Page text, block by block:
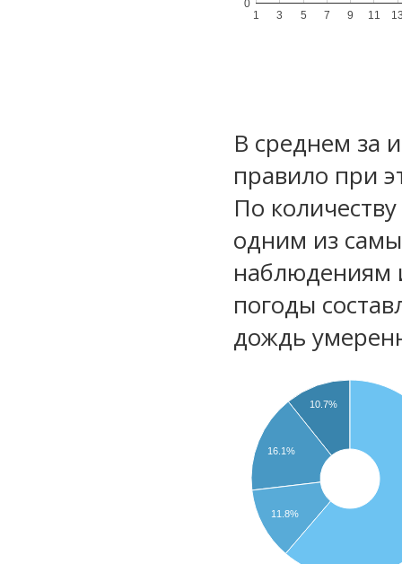
1 3 5 7 9 11
0
В среднем за
правило при
По
одним из
наблюдениям
погоды
дождь
10.7%
16.1%
11.8%